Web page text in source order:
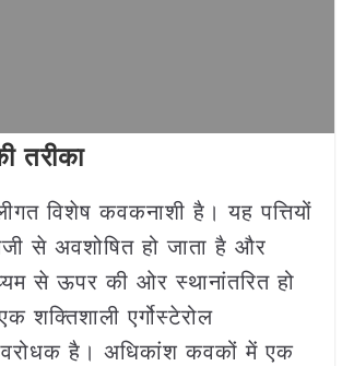
तरीका
विशेष कवकनाशी है। यह पत्तियों
तेजी से अवशोषित हो जाता है और
से ऊपर की ओर स्थानांतरित हो
शक्तिशाली एर्गोस्टेरोल
है। अधिकांश कवकों में एक